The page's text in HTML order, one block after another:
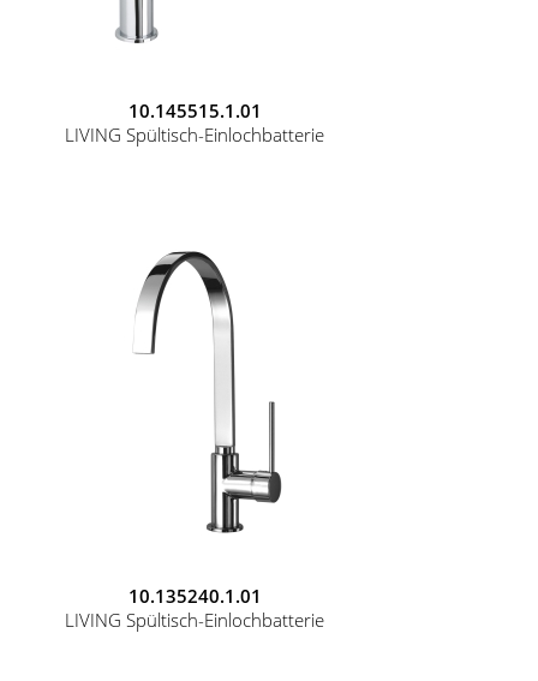
10.145515.1.01
LIVING Spültisch-Einlochbatterie
10.135240.1.01
LIVING Spültisch-Einlochbatterie